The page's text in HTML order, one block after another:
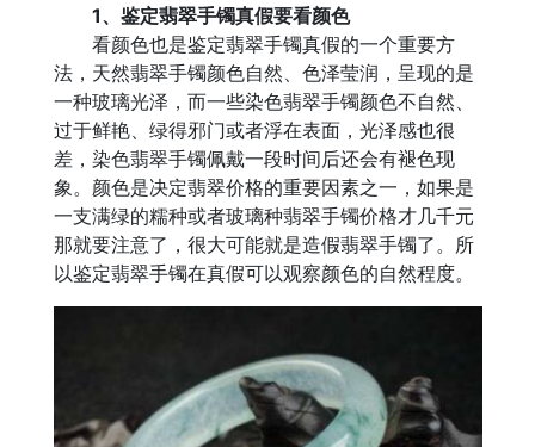
1、鉴定翡翠手镯真假要看颜色
看颜色也是鉴定翡翠手镯真假的一个重要方
法，天然翡翠手镯颜色自然、色泽莹润，呈现的是
一种玻璃光泽，而一些染色翡翠手镯颜色不自然、
过于鲜艳、绿得邪门或者浮在表面，光泽感也很
差，染色翡翠手镯佩戴一段时间后还会有褪色现
象。颜色是决定翡翠价格的重要因素之一，如果是
一支满绿的糯种或者玻璃种翡翠手镯价格才几千元
那就要注意了，很大可能就是造假翡翠手镯了。所
以鉴定翡翠手镯在真假可以观察颜色的自然程度。